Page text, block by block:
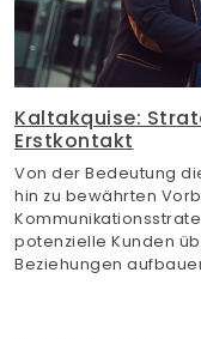
Kaltakquise:
Erstkontakt
Von der Bedeutung
hin zu bewährten
potenzielle Kunden
Beziehungen